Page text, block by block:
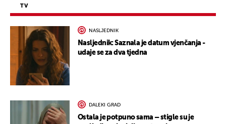
TV
NASLJEDNIK
Nasljednik: Saznala je datum vjenčanja -
udaje se za dva tjedna
DALEKI GRAD
Ostala je potpuno sama – stigle su je